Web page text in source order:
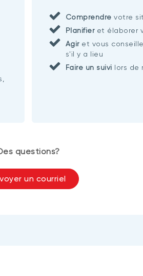
Comprendre votre
Planifieret élaborer
Agiret vous
s'il y a lieu
Faire un suivi lors de
questions?
un courriel